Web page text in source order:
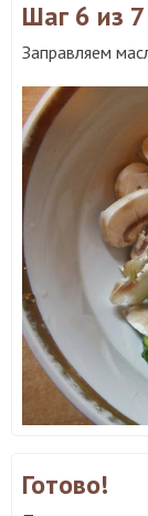
Шаг 6 из 7
Заправляем
Готово!